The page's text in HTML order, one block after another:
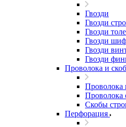
Гвозди
Гвозди
Гвозди
Гвозди
Гвозди
Гвозди
Проволока и
Проволока
Проволока
Скобы
Перфорация